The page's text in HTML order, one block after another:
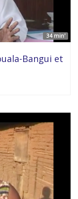
34 min'
Bangui et